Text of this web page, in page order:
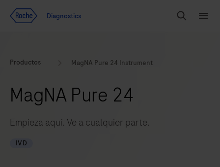
Diagnostics
Buscar
Productos MagNA Pure 24 Instrument
MagNA Pure 24
Empieza aquí. Ve a cualquier parte.
IVD